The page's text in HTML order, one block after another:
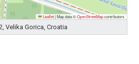
Leaflet |Map data ©OpenStreetMapcontributors
Velika Gorica, Croatia